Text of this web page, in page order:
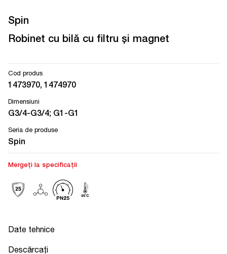
Spin
Robinet cu bilă cu filtru și magnet
Cod produs
1473970, 1474970
Dimensiuni
G3/4-G3/4; G1-G1
Seria de produse
Spin
Mergeți la specificații
Date tehnice
Descărcați